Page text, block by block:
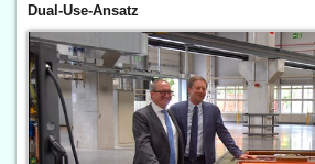
Dual-Use-Ansatz